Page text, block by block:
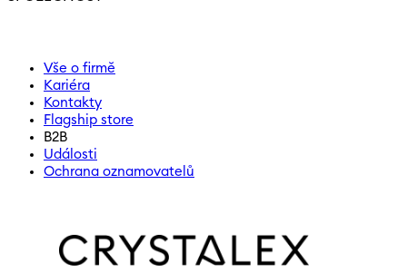
Vše o firmě
Kariéra
Kontakty
Flagship store
B2B
Události
Ochrana oznamovatelů